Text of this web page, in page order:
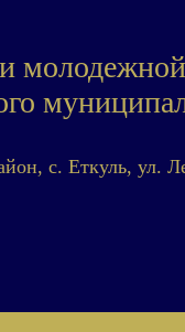
с. Еткуль, ул.